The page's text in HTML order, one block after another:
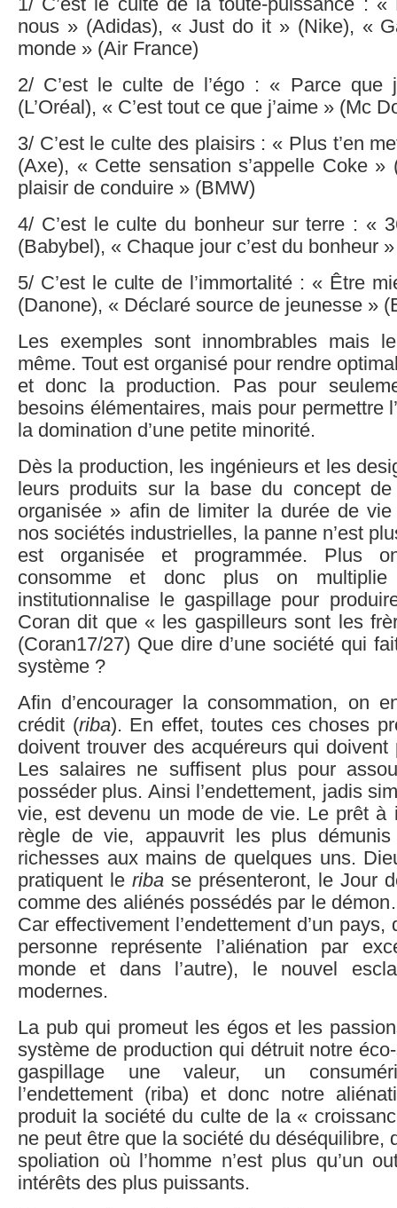
1/ C’est le culte de la toute-puissance :
nous » (Adidas), « Just do it » (Nike), «
monde » (Air France)
2/ C’est le culte de l’égo : « Parce
(L’Oréal), « C’est tout ce que j’aime » (Mc
3/ C’est le culte des plaisirs : « Plus t’en
(Axe), « Cette sensation s’appelle Coke »
plaisir de conduire » (BMW)
4/ C’est le culte du bonheur sur terre : «
(Babybel), « Chaque jour c’est du bonheur
5/ C’est le culte de l’immortalité : « Être
(Danone), « Déclaré source de jeunesse »
Les exemples sont innombrables mais
même. Tout est organisé pour rendre
et donc la production. Pas pour
besoins élémentaires, mais pour permettre
la domination d’une petite minorité.
Dès la production, les ingénieurs et les
leurs produits sur la base du concept de
organisée » afin de limiter la durée de
nos sociétés industrielles, la panne n’est
est organisée et programmée. Plus
consomme et donc plus on
institutionnalise le gaspillage pour
Coran dit que « les gaspilleurs sont les
(Coran17/27) Que dire d’une société qui
système ?
Afin d’encourager la consommation, on
crédit (riba). En effet, toutes ces choses
doivent trouver des acquéreurs qui doivent
Les salaires ne suffisent plus pour
posséder plus. Ainsi l’endettement, jadis
vie, est devenu un mode de vie. Le prêt à
règle de vie, appauvrit les plus
richesses aux mains de quelques uns.
pratiquent le riba se présenteront, le Jour
comme des aliénés possédés par le
Car effectivement l’endettement d’un pays,
personne représente l’aliénation par
monde et dans l’autre), le nouvel
modernes.
La pub qui promeut les égos et les
système de production qui détruit notre
gaspillage une valeur, un
l’endettement (riba) et donc notre
produit la société du culte de la «
ne peut être que la société du déséquilibre,
spoliation où l’homme n’est plus qu’un
intérêts des plus puissants.